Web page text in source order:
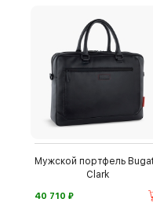
Мужской портфель
Clark
40 710 ⃏